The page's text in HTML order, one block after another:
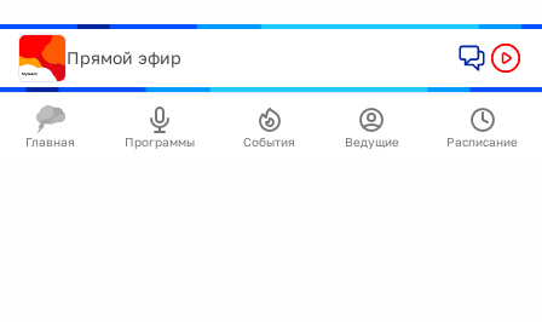
Прямой эфир
Главная Программы События Ведущие Расписание